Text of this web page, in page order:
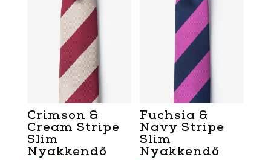
Crimson &
Cream Stripe
Slim
Nyakkendő
Fuchsia &
Navy Stripe
Slim
Nyakkendő